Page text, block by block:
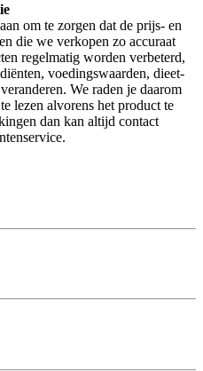
om te zorgen dat de prijs- en
die we verkopen zo accuraat
regelmatig worden verbeterd,
voedingswaarden, dieet-
We raden je daarom
lezen alvorens het product te
dan kan altijd contact